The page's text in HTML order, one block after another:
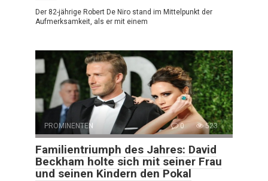
Der 82-jährige Robert De Niro stand im Mittelpunkt der
Aufmerksamkeit, als er mit einem
PROMINENTEN 0 523
Familientriumph des Jahres: David
Beckham holte sich mit seiner Frau
und seinen Kindern den Pokal